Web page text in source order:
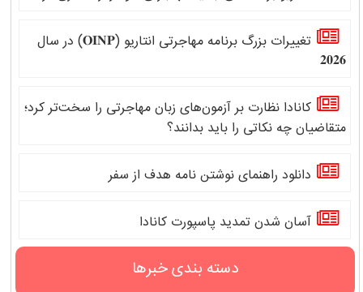
تغییرات بزرگ برنامه مهاجرتی انتاریو (𝐎𝐈𝐍𝐏) در سال
𝟐𝟎𝟐𝟔
کانادا نظارت بر آزمون‌های زبان مهاجرتی را سخت‌تر کرد؛
متقاضیان چه نکاتی را باید بدانند؟
دانلود راهنمای نوشتن نامه هدف از سفر
آسان شدن تمدید پاسپورت کانادا
دسته بندی خبرها